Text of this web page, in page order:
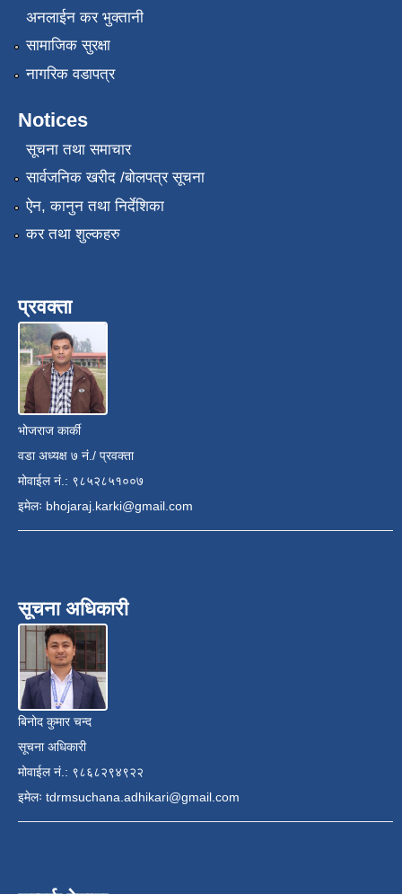
अनलाईन कर भुक्तानी
सामाजिक सुरक्षा
नागरिक वडापत्र
Notices
सूचना तथा समाचार
सार्वजनिक खरीद /बोलपत्र सूचना
ऐन, कानुन तथा निर्देशिका
कर तथा शुल्कहरु
प्रवक्ता
भोजराज कार्की
वडा अध्यक्ष ७ नं./ प्रवक्ता
मोवाईल नं.: ९८५२८५१००७
इमेलः bhojaraj.karki@gmail.com
सूचना अधिकारी
बिनोद कुमार चन्द
सूचना अधिकारी
मोवाईल नं.: ९८६८२९४९२२
इमेलः tdrmsuchana.adhikari@gmail.com